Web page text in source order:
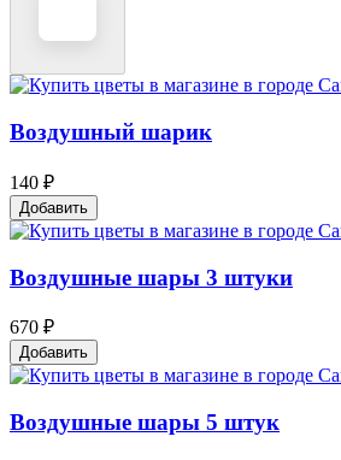
Воздушный шарик
140 ₽
Добавить
Воздушные шары 3 штуки
670 ₽
Добавить
Воздушные шары 5 штук